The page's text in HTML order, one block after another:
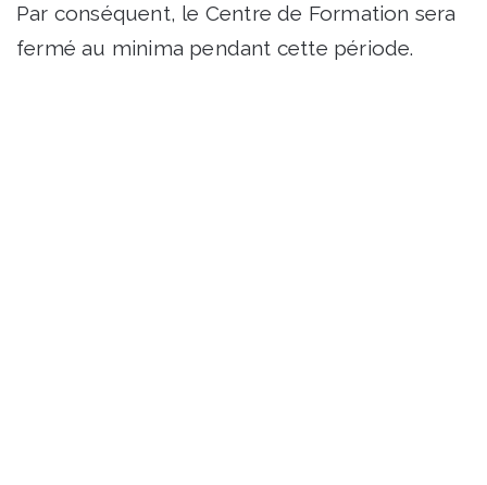
Par conséquent, le Centre de Formation sera
fermé au minima pendant cette période.